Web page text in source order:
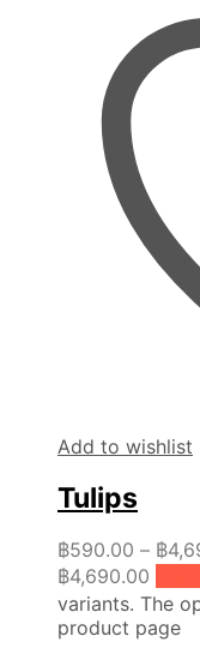
Add to wishlist
Tulips
฿590.00 – ฿
฿4,690.00
variants. The
product page